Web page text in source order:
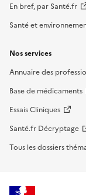
En bref, par Santé.fr
Santé et
Nos services
Annuaire des
Base de médicaments
Essais Cliniques
Santé.fr Décryptage
Tous les dossiers